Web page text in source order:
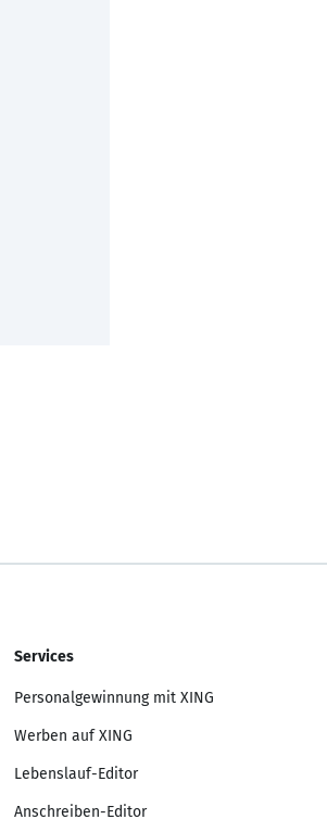
Services
Personalgewinnung mit XING
Werben auf XING
Lebenslauf-Editor
Anschreiben-Editor